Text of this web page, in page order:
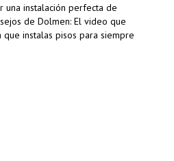
una instalación perfecta de
de Dolmen: El video que
instalas pisos para siempre